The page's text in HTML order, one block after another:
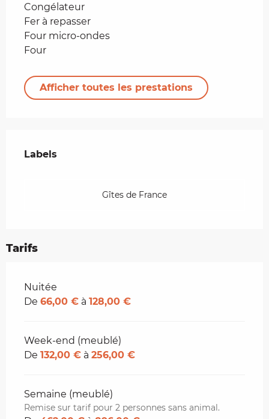
Congélateur
Fer à repasser
Four micro-ondes
Four
Afficher toutes les prestations
Labels
Labels
Gîtes de France
Tarifs
Tarifs 2026
Nuitée
De 66,00 € à 128,00 €
Week-end (meublé)
De 132,00 € à 256,00 €
Semaine (meublé)
Remise sur tarif pour 2 personnes sans animal.